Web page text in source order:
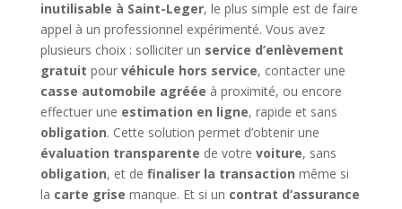
inutilisable à Saint-Leger, le plus simple est de faire
appel à un professionnel expérimenté. Vous avez
plusieurs choix : solliciter un service d’enlèvement
gratuit pour véhicule hors service, contacter une
casse automobile agréée à proximité, ou encore
effectuer une estimation en ligne, rapide et sans
obligation. Cette solution permet d’obtenir une
évaluation transparente de votre voiture, sans
obligation, et de finaliser la transaction même si
la carte grise manque. Et si un contrat d’assurance